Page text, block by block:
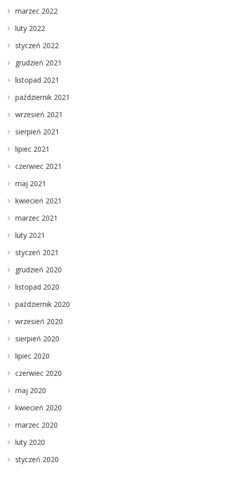
marzec 2022
luty 2022
styczeń 2022
grudzień 2021
listopad 2021
październik 2021
wrzesień 2021
sierpień 2021
lipiec 2021
czerwiec 2021
maj 2021
kwiecień 2021
marzec 2021
luty 2021
styczeń 2021
grudzień 2020
listopad 2020
październik 2020
wrzesień 2020
sierpień 2020
lipiec 2020
czerwiec 2020
maj 2020
kwiecień 2020
marzec 2020
luty 2020
styczeń 2020